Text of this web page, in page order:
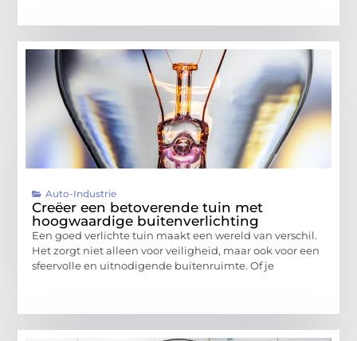
Auto-Industrie
Creëer een betoverende tuin met
hoogwaardige buitenverlichting
Een goed verlichte tuin maakt een wereld van verschil.
Het zorgt niet alleen voor veiligheid, maar ook voor een
sfeervolle en uitnodigende buitenruimte. Of je